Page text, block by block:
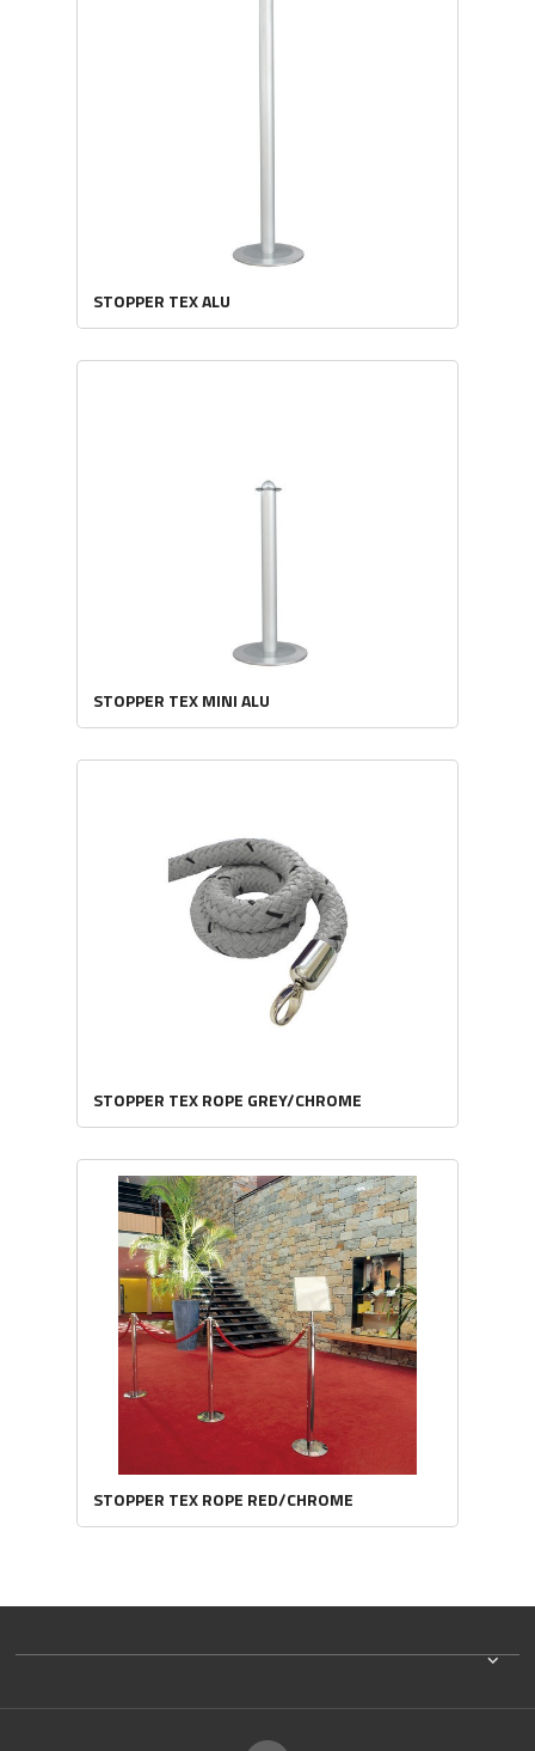
STOPPER TEX ALU
STOPPER TEX MINI ALU
STOPPER TEX ROPE GREY/CHROME
STOPPER TEX ROPE RED/CHROME